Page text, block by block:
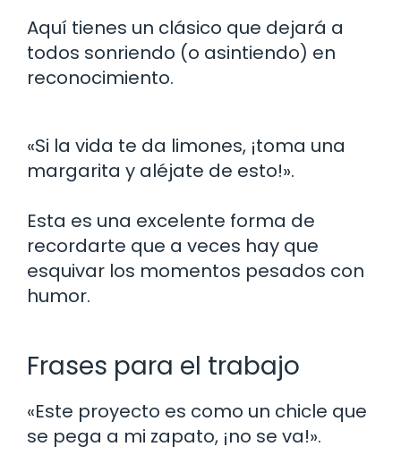
Aquí tienes un clásico que dejará a
todos sonriendo (o asintiendo) en
reconocimiento.
«Si la vida te da limones, ¡toma una
margarita y aléjate de esto!».
Esta es una excelente forma de
recordarte que a veces hay que
esquivar los momentos pesados con
humor.
Frases para el trabajo
«Este proyecto es como un chicle que
se pega a mi zapato, ¡no se va!».